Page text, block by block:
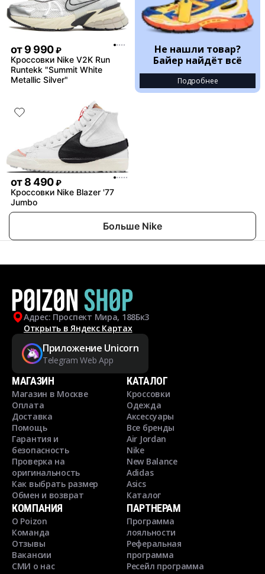
от9 990 ₽
Кроссовки Nike V2K Run
Runtekk "Summit White
Metallic Silver"
Не нашли товар?
Байер найдёт всё
Подробнее
от8 490 ₽
Кроссовки Nike Blazer '77
Jumbo
Больше Nike
Адрес: Проспект Мира, 188Бк3
Открыть в Яндекс Картах
Приложение Unicorn
Telegram Web App
МАГАЗИН
Магазин в Москве
Оплата
Доставка
Помощь
Гарантия и
безопасность
Проверка на
оригинальность
Как выбрать размер
Обмен и возврат
КАТАЛОГ
Кроссовки
Одежда
Аксессуары
Все бренды
Air Jordan
Nike
New Balance
Adidas
Asics
Каталог
КОМПАНИЯ
О Poizon
Команда
Отзывы
Вакансии
СМИ о нас
ПАРТНЕРАМ
Программа
лояльности
Реферальная
программа
Ресейл программа